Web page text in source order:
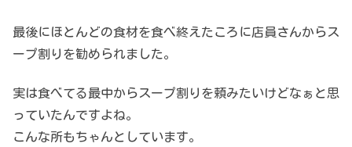
最後にほとんどの食材を食べ終えたころに店員さんからス
ープ割りを勧められました。
実は食べてる最中からスープ割りを頼みたいけどなぁと思
っていたんですよね。
こんな所もちゃんとしています。